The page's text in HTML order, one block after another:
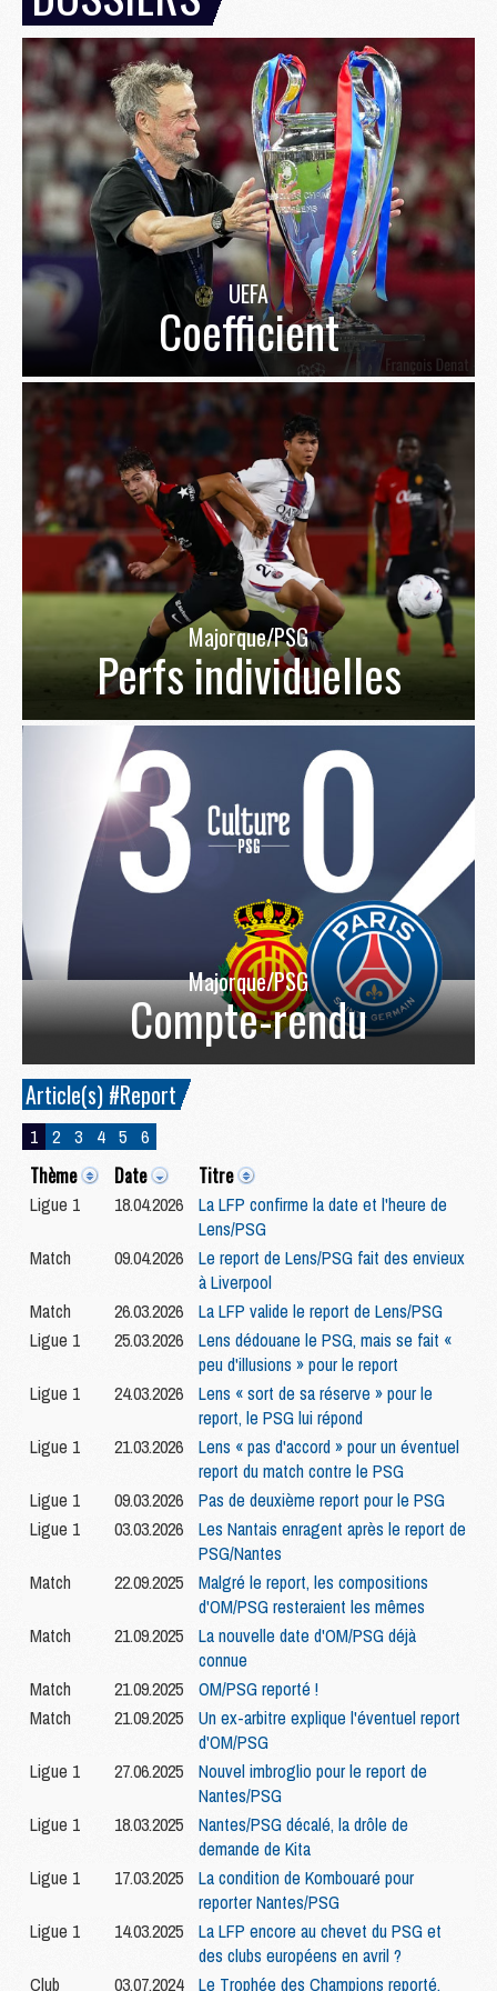
UEFA
Coefficient
Majorque/PSG
Perfs individuelles
Majorque/PSG
Compte-rendu
Article(s) #Report
1 2 3 4 5 6
Thème Date Titre
Ligue 1 18.04.2026
La LFP confirme la date et l'heure de
Lens/PSG
Match
09.04.2026
Le report de Lens/PSG fait des envieux
à Liverpool
Match
26.03.2026
La LFP valide le report de Lens/PSG
Ligue 1
25.03.2026
Lens dédouane le PSG, mais se fait «
peu d'illusions » pour le report
Ligue 1
24.03.2026
Lens « sort de sa réserve » pour le
report, le PSG lui répond
Ligue 1
21.03.2026
Lens « pas d'accord » pour un éventuel
report du match contre le PSG
Ligue 1
09.03.2026
Pas de deuxième report pour le PSG
Ligue 1
03.03.2026
Les Nantais enragent après le report de
PSG/Nantes
Match
22.09.2025
Malgré le report, les compositions
d'OM/PSG resteraient les mêmes
Match
21.09.2025
La nouvelle date d'OM/PSG déjà
connue
Match
21.09.2025
OM/PSG reporté !
Match
21.09.2025
Un ex-arbitre explique l'éventuel report
d'OM/PSG
Ligue 1
27.06.2025
Nouvel imbroglio pour le report de
Nantes/PSG
Ligue 1
18.03.2025
Nantes/PSG décalé, la drôle de
demande de Kita
Ligue 1
17.03.2025
La condition de Kombouaré pour
reporter Nantes/PSG
Ligue 1
14.03.2025
La LFP encore au chevet du PSG et
des clubs européens en avril ?
Club
03.07.2024 Le Trophée des Champions reporté,